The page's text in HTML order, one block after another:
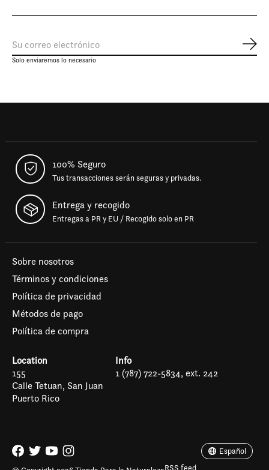
Solo enviaremos lo necesario
100% Seguro
Tus transacciones serán seguras y privadas.
Entrega y recogido
Entregas a PR y EU / Recogido solo en PR
Sobre nosotros
Términos y condiciones
Política de privacidad
Métodos de pago
Política de compra
Location
155
Calle Tetuan, San Juan
Puerto Rico
Info
1 (787) 722-5834, ext. 242
Español